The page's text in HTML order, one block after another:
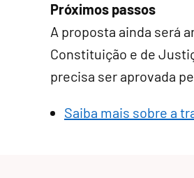
Próximos passos
A proposta ainda será
Constituição e de
precisa ser aprovada
Saiba mais sobre a